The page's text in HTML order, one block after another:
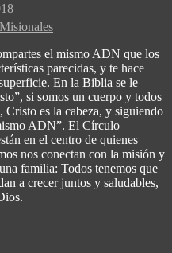
el mismo ADN que los
parecidas, y te hace
En la Biblia se le
si somos un cuerpo y todos
Cristo es la cabeza, y siguiendo
ADN”. El Círculo
en el centro de quienes
nos conectan con la misión y
familia: Todos tenemos que
a crecer juntos y saludables,